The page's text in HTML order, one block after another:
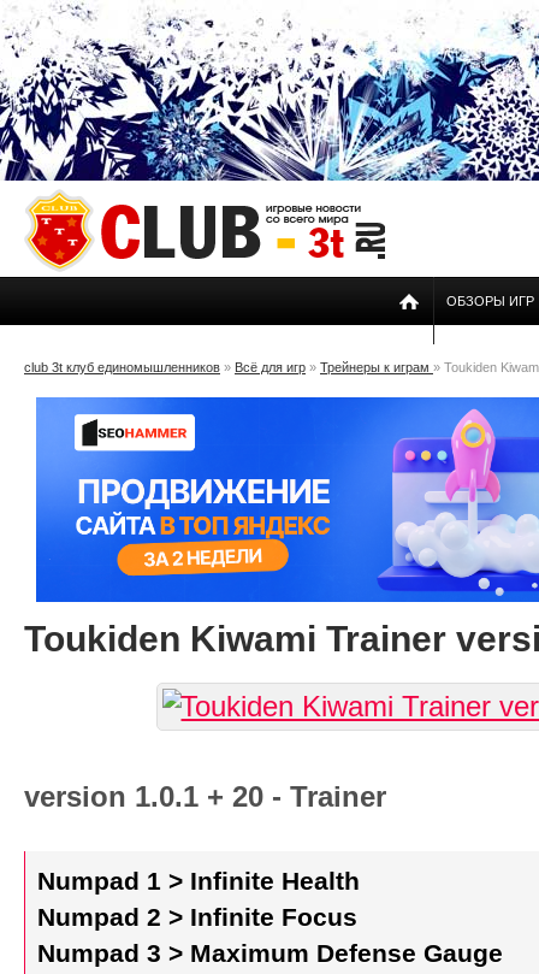
ОБЗОРЫ ИГР
club 3t клуб единомышленников » Всё для игр » Трейнеры к играм » Toukiden
Toukiden Kiwami Trainer
version 1.0.1 + 20 - Trainer
Numpad 1 > Infinite Health
Numpad 2 > Infinite Focus
Numpad 3 > Maximum Defense Gauge